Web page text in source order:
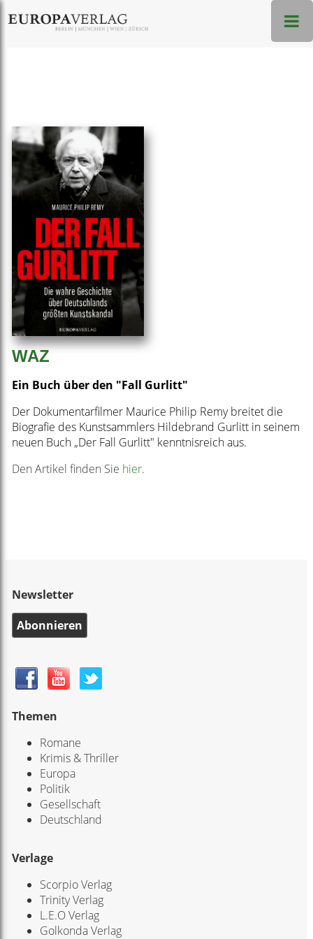
WAZ
Ein Buch über den "Fall Gurlitt"
Der Dokumentarfilmer Maurice Philip Remy breitet die
Biografie des Kunstsammlers Hildebrand Gurlitt in seinem
neuen Buch „Der Fall Gurlitt" kenntnisreich aus.
Den Artikel finden Sie hier.
Newsletter
Abonnieren
Themen
Romane
Krimis & Thriller
Europa
Politik
Gesellschaft
Deutschland
Verlage
Scorpio Verlag
Trinity Verlag
L.E.O Verlag
Golkonda Verlag